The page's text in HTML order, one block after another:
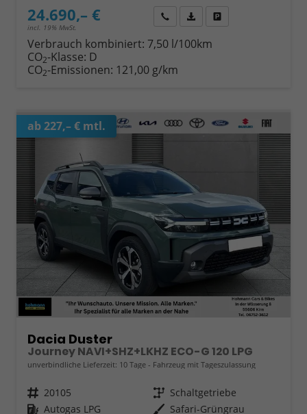
24.690,– €
incl. 19% MwSt.
Wir rufen Sie anFahrzeugexposé (PDF)
Verbrauch kombiniert: 7,50 l/100km
CO2-Klasse: D
CO2-Emissionen: 121,00 g/km
ab 227,– € mtl.
Dacia Duster
Journey NAVI+SHZ+LKHZ ECO-G 120 LPG
unverbindliche Lieferzeit: 10 Tage Fahrzeug mit Tageszulassung
Fahrzeugnr. 20105 Getriebe Schaltgetriebe
Kraftstoff Autogas LPG Außenfarbe Safari-Grüngrau